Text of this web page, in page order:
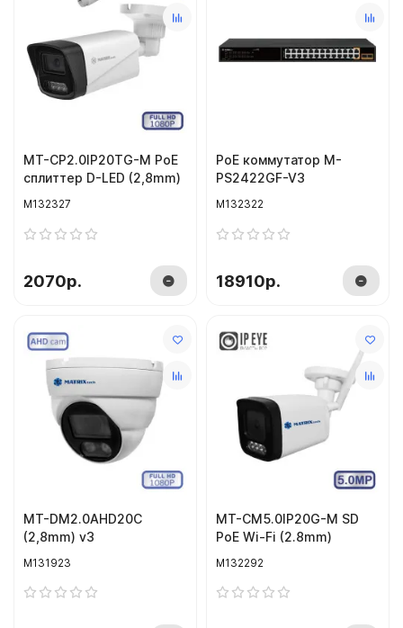
MT-CP2.0IP20TG-M PoE
сплиттер D-LED (2,8mm)
M132327
2070р.
PoE коммутатор M-
PS2422GF-V3
M132322
18910р.
MT-DM2.0AHD20C
(2,8mm) v3
M131923
MT-CM5.0IP20G-M SD
PoE Wi-Fi (2.8mm)
M132292